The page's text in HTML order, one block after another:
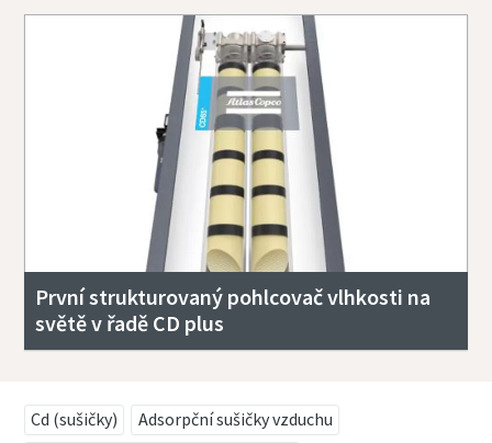
První strukturovaný pohlcovač vlhkosti na
světě v řadě CD plus
Cd (sušičky)
Adsorpční sušičky vzduchu